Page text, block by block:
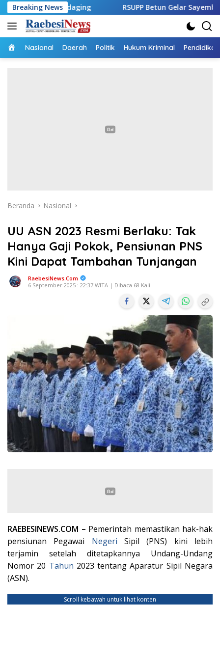
Langsung
ke
konten
Breaking News RSUPP Betun Gelar Sayembara Desain
Home
Nasional Daerah Politik Hukum Kriminal Pendidikan
Beranda Nasional
UU ASN 2023 Resmi Berlaku: Tak
Hanya Gaji Pokok, Pensiunan PNS
Kini Dapat Tambahan Tunjangan
RaebesiNews.Com
6 September 2025 : 22:37 WITA | Dibaca 68 Kali
RAEBESINEWS.COM – Pemerintah memastikan hak-hak
pensiunan Pegawai Negeri Sipil (PNS) kini lebih
terjamin setelah ditetapkannya Undang-Undang
Nomor 20 Tahun 2023 tentang Aparatur Sipil Negara
(ASN).
Scroll kebawah untuk lihat konten